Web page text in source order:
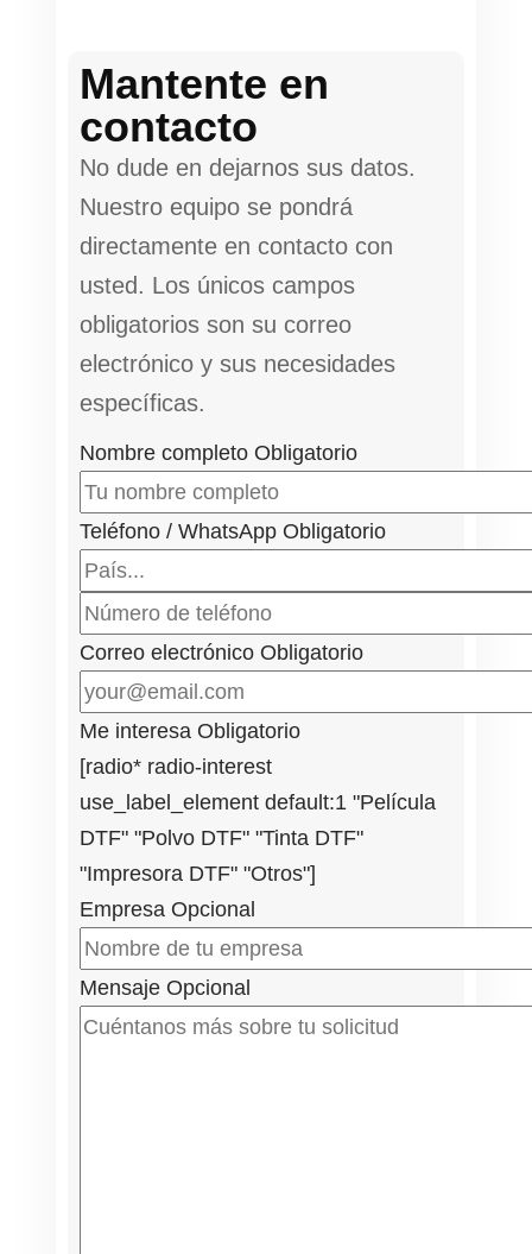
Mantente en
contacto
No dude en dejarnos sus datos.
Nuestro equipo se pondrá
directamente en contacto con
usted. Los únicos campos
obligatorios son su correo
electrónico y sus necesidades
específicas.
Nombre completo Obligatorio
Teléfono / WhatsApp Obligatorio
Correo electrónico Obligatorio
Me interesa Obligatorio
[radio* radio-interest
use_label_element default:1 "Película
DTF" "Polvo DTF" "Tinta DTF"
"Impresora DTF" "Otros"]
Empresa Opcional
Mensaje Opcional